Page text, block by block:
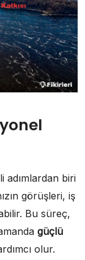
adımlardan biri
görüşleri, iş
Bu süreç,
güçlü
olur.